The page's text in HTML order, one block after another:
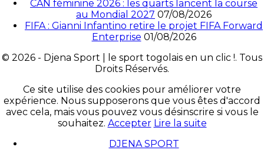
CAN féminine 2026 : les quarts lancent la course
au Mondial 2027 07/08/2026
FIFA : Gianni Infantino retire le projet FIFA Forward
Enterprise 01/08/2026
© 2026 - Djena Sport | le sport togolais en un clic !. Tous
Droits Réservés.
Ce site utilise des cookies pour améliorer votre
expérience. Nous supposerons que vous êtes d'accord
avec cela, mais vous pouvez vous désinscrire si vous le
souhaitez. Accepter Lire la suite
DJENA SPORT